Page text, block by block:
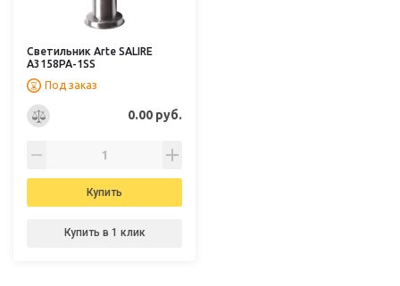
Светильник Arte SALIRE
A3158PA-1SS
Под заказ
0.00 руб.
Купить
Купить в 1 клик